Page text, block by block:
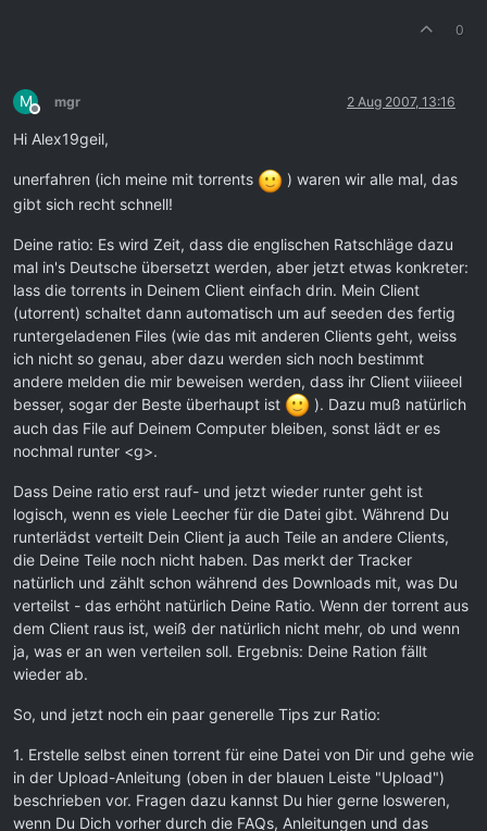
0
M
Offline
mgr 2 Aug 2007, 13:16
Hi Alex19geil,
unerfahren (ich meine mit torrents
) waren wir alle mal, das
gibt sich recht schnell!
Deine ratio: Es wird Zeit, dass die englischen Ratschläge dazu
mal in's Deutsche übersetzt werden, aber jetzt etwas konkreter:
lass die torrents in Deinem Client einfach drin. Mein Client
(utorrent) schaltet dann automatisch um auf seeden des fertig
runtergeladenen Files (wie das mit anderen Clients geht, weiss
ich nicht so genau, aber dazu werden sich noch bestimmt
andere melden die mir beweisen werden, dass ihr Client viiieeel
besser, sogar der Beste überhaupt ist
). Dazu muß natürlich
auch das File auf Deinem Computer bleiben, sonst lädt er es
nochmal runter <g>.
Dass Deine ratio erst rauf- und jetzt wieder runter geht ist
logisch, wenn es viele Leecher für die Datei gibt. Während Du
runterlädst verteilt Dein Client ja auch Teile an andere Clients,
die Deine Teile noch nicht haben. Das merkt der Tracker
natürlich und zählt schon während des Downloads mit, was Du
verteilst - das erhöht natürlich Deine Ratio. Wenn der torrent aus
dem Client raus ist, weiß der natürlich nicht mehr, ob und wenn
ja, was er an wen verteilen soll. Ergebnis: Deine Ration fällt
wieder ab.
So, und jetzt noch ein paar generelle Tips zur Ratio:
1. Erstelle selbst einen torrent für eine Datei von Dir und gehe wie
in der Upload-Anleitung (oben in der blauen Leiste "Upload")
beschrieben vor. Fragen dazu kannst Du hier gerne losweren,
wenn Du Dich vorher durch die FAQs, Anleitungen und das